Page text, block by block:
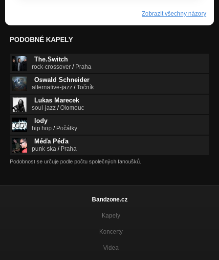
Zobrazit všechny názory
PODOBNÉ KAPELY
The.Switch
rock-crossover / Praha
Oswald Schneider
alternative-jazz /Točník
Lukas Marecek
soul-jazz /Olomouc
lody
hip hop / Počátky
Méďa Péďa
punk-ska / Praha
Podobnost se určuje podle počtu společných fanoušků.
Bandzone.cz
Kapely
Koncerty
Videa